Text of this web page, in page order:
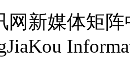
网新媒体矩